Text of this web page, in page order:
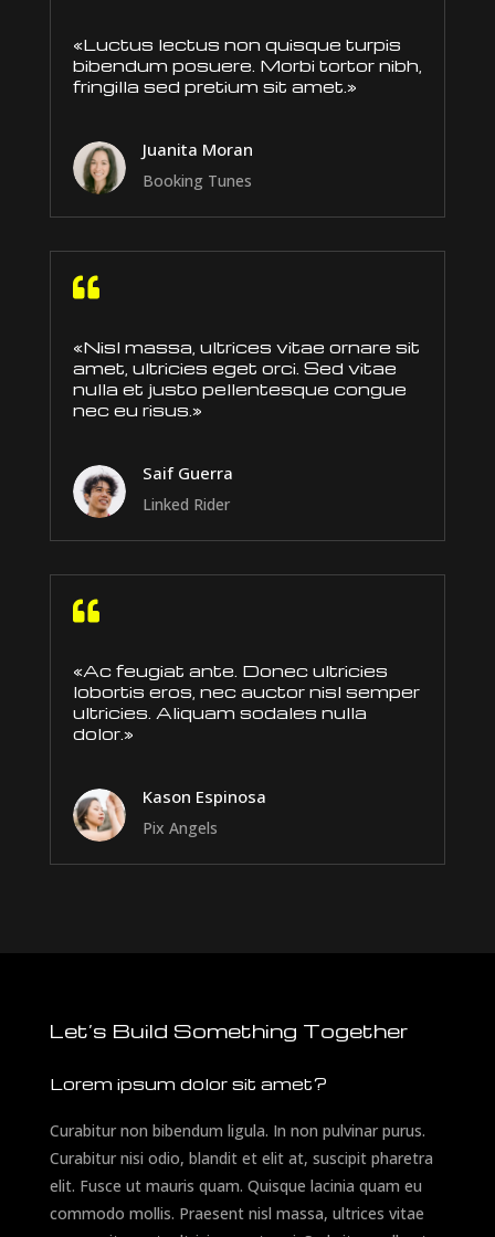
«Luctus lectus non quisque turpis
bibendum posuere. Morbi tortor nibh,
fringilla sed pretium sit amet.»
Juanita Moran
Booking Tunes

«Nisl massa, ultrices vitae ornare sit
amet, ultricies eget orci. Sed vitae
nulla et justo pellentesque congue
nec eu risus.»
Saif Guerra
Linked Rider

«Ac feugiat ante. Donec ultricies
lobortis eros, nec auctor nisl semper
ultricies. Aliquam sodales nulla
dolor.»
Kason Espinosa
Pix Angels
Let’s Build Something Together
Lorem ipsum dolor sit amet?
Curabitur non bibendum ligula. In non pulvinar purus.
Curabitur nisi odio, blandit et elit at, suscipit pharetra
elit. Fusce ut mauris quam. Quisque lacinia quam eu
commodo mollis. Praesent nisl massa, ultrices vitae